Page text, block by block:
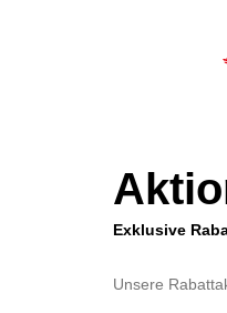
Exklusive
Unsere